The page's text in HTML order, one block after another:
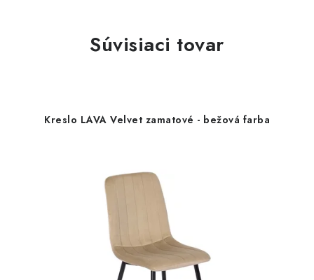
Súvisiaci tovar
Kreslo LAVA Velvet zamatové - bežová farba